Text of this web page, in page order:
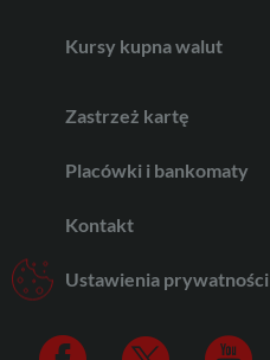
Kursy kupna walut
Zastrzeż kartę
Placówki i bankomaty
Kontakt
Ustawienia prywatności